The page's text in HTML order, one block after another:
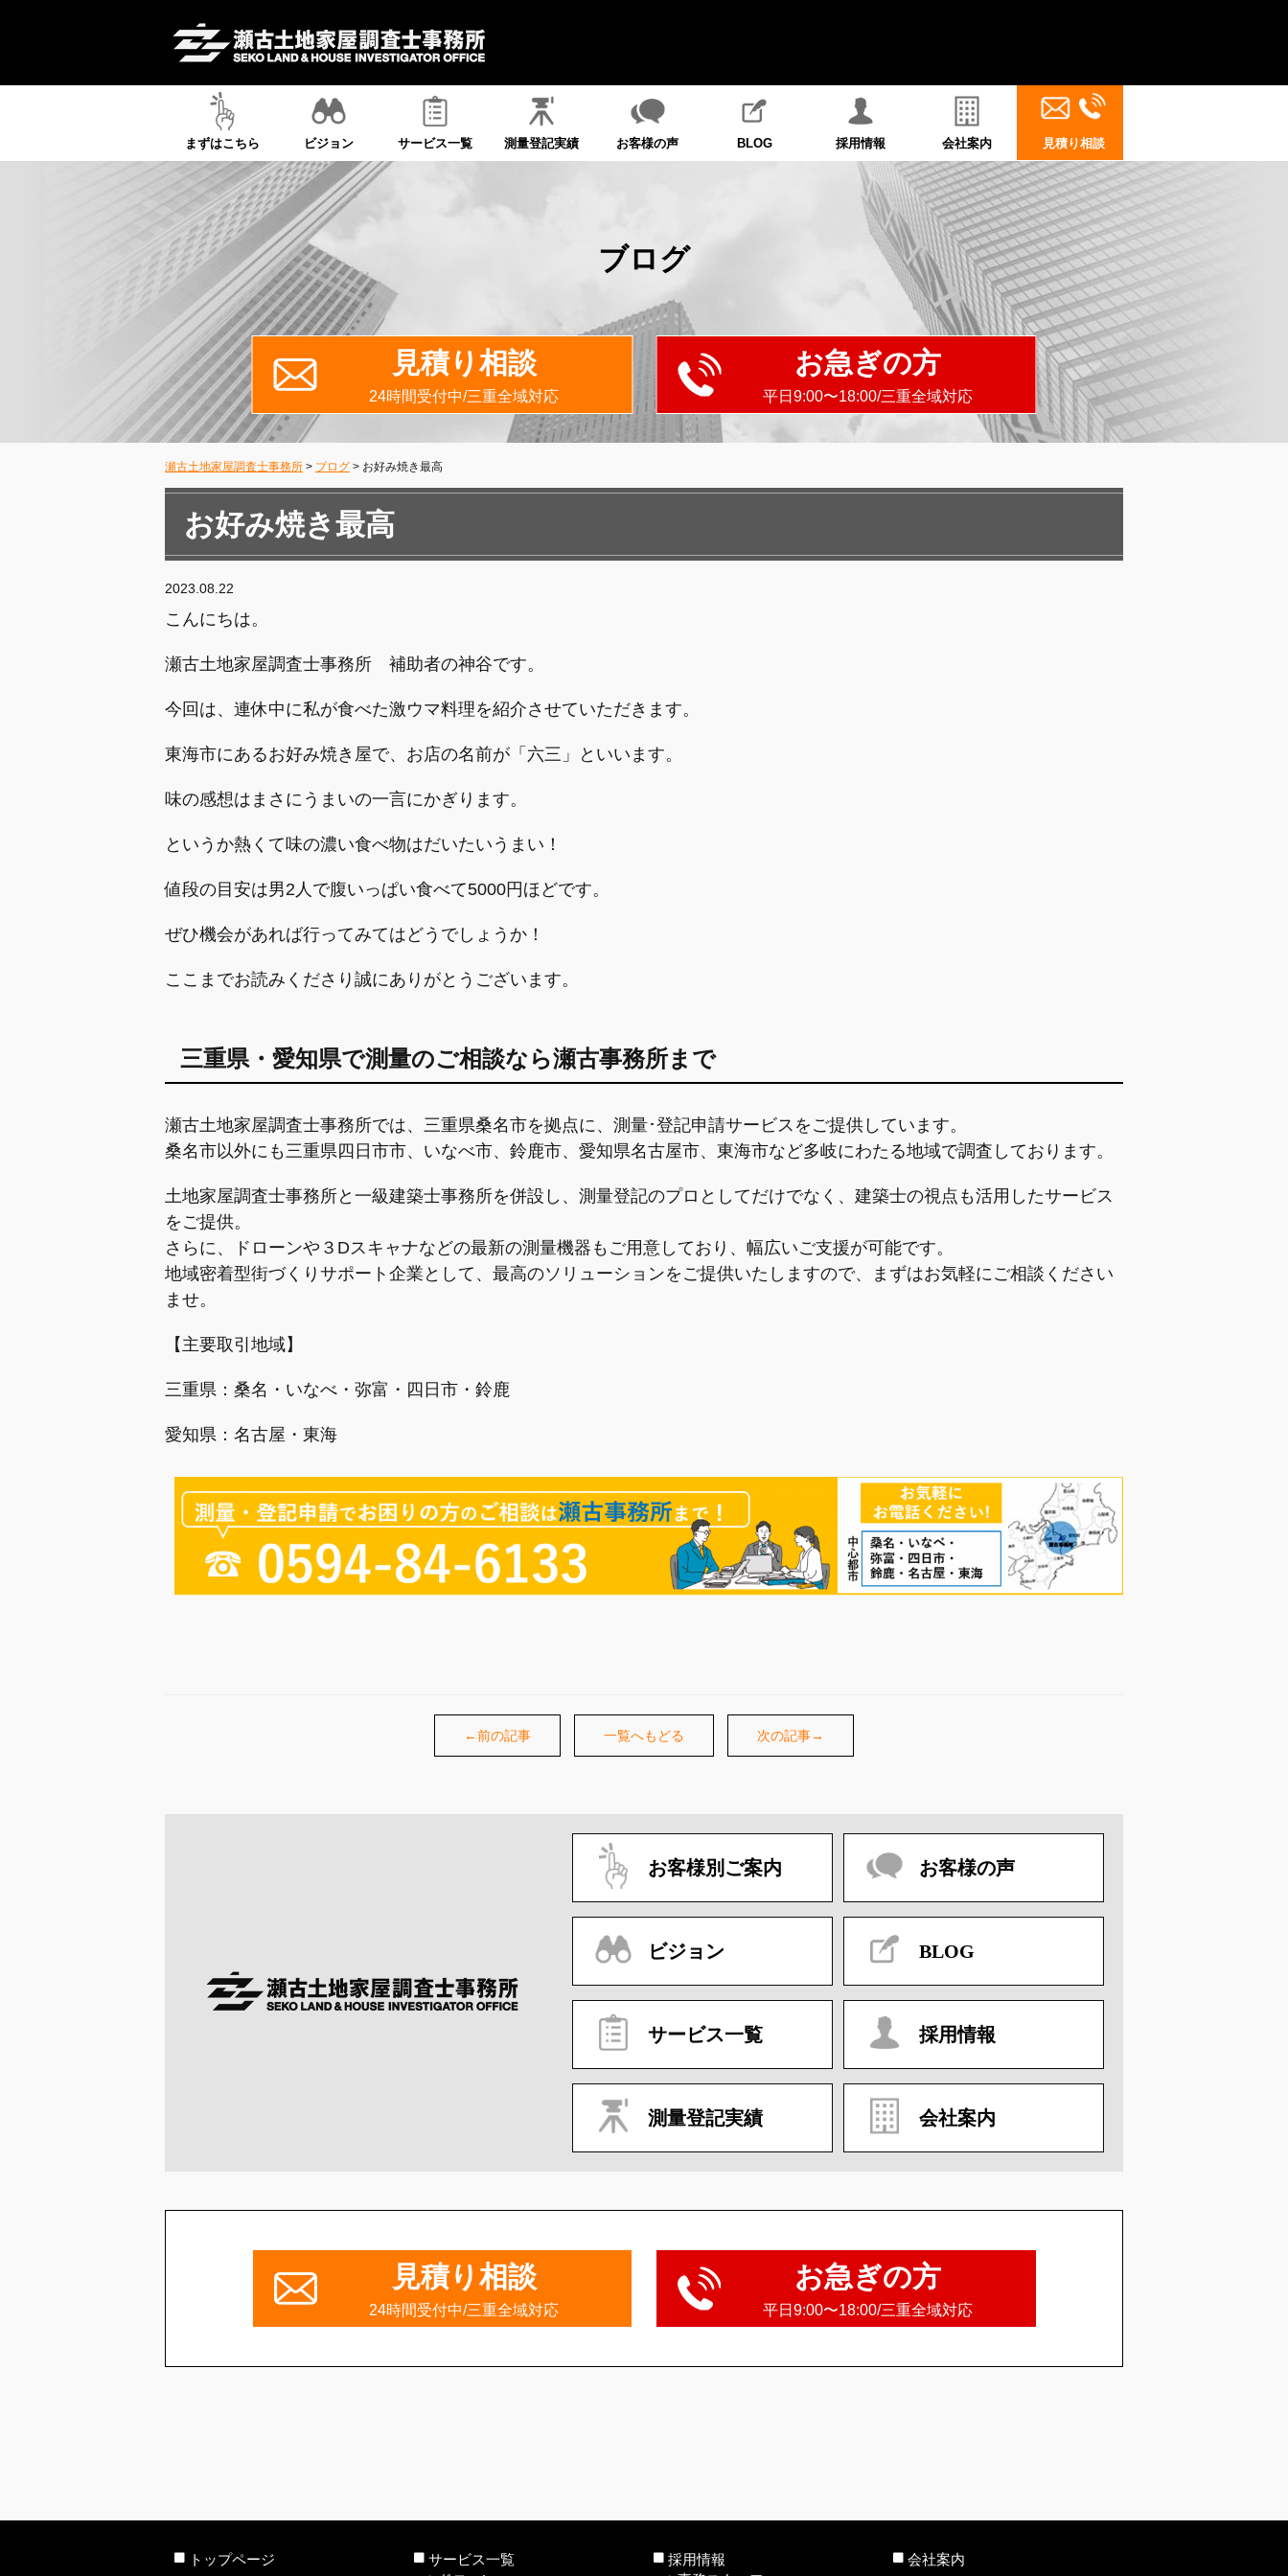
まずはこちら ビジョン サービス一覧 測量登記実績 お客様の声 BLOG 採用情報 会社案内 見積り相談
ブログ
見積り相談
24時間受付中/三重全域対応
お急ぎの方
平日9:00〜18:00/三重全域対応
瀬古土地家屋調査士事務所 > ブログ > お好み焼き最高
お好み焼き最高
2023.08.22
こんにちは。
瀬古土地家屋調査士事務所 補助者の神谷です。
今回は、連休中に私が食べた激ウマ料理を紹介させていただきます。
東海市にあるお好み焼き屋で、お店の名前が「六三」といいます。
味の感想はまさにうまいの一言にかぎります。
というか熱くて味の濃い食べ物はだいたいうまい！
値段の目安は男2人で腹いっぱい食べて5000円ほどです。
ぜひ機会があれば行ってみてはどうでしょうか！
ここまでお読みくださり誠にありがとうございます。
三重県・愛知県で測量のご相談なら瀬古事務所まで
瀬古土地家屋調査士事務所では、三重県桑名市を拠点に、測量･登記申請サービスをご提供しています。
桑名市以外にも三重県四日市市、いなべ市、鈴鹿市、愛知県名古屋市、東海市など多岐にわたる地域で調査しております。
土地家屋調査士事務所と一級建築士事務所を併設し、 測量登記のプロとしてだけでなく、建築士の視点も活用したサービス
をご提供。
さらに、ドローンや３Dスキャナなどの最新の測量機器もご用意しており、幅広いご支援が可能です。
地域密着型街づくりサポート企業として、最高のソリューションをご提供いたしますので、まずはお気軽にご相談ください
ませ。
【主要取引地域】
三重県：桑名・いなべ・弥富・四日市・鈴鹿
愛知県：名古屋・東海
←前の記事 一覧へもどる 次の記事→
お客様別ご案内 お客様の声
ビジョン BLOG
サービス一覧 採用情報
測量登記実績 会社案内
見積り相談
24時間受付中/三重全域対応
お急ぎの方
平日9:00〜18:00/三重全域対応
トップページ
サービス一覧
採用情報
会社案内